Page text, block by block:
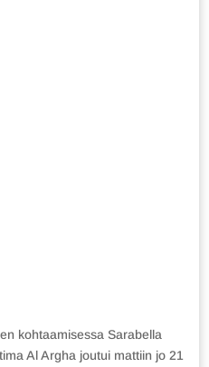
kohtaamisessa Sarabella
Al Argha joutui mattiin jo 21